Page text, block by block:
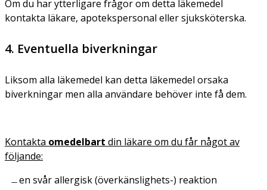
Om du har ytterligare frågor om detta läkemedel
kontakta läkare, apotekspersonal eller sjuksköterska.
4. Eventuella biverkningar
Liksom alla läkemedel kan detta läkemedel orsaka
biverkningar men alla användare behöver inte få dem.
Kontakta omedelbart din läkare om du får något av
följande:
en svår allergisk (överkänslighets-) reaktion